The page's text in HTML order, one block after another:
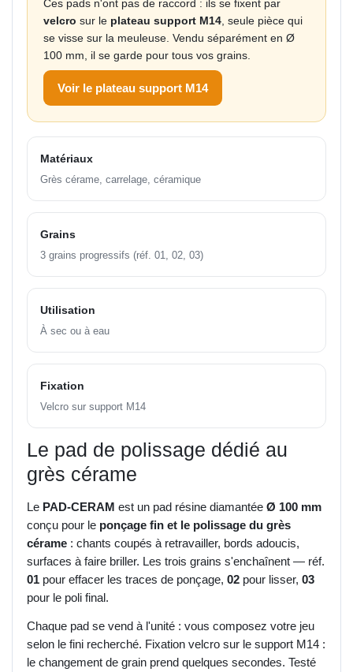
Ces pads n'ont pas de raccord : ils se fixent par
velcro sur le plateau support M14 , seule pièce qui
se visse sur la meuleuse. Vendu séparément en Ø
100 mm, il se garde pour tous vos grains.
Voir le plateau support M14
Matériaux
Grès cérame, carrelage, céramique
Grains
3 grains progressifs (réf. 01, 02, 03)
Utilisation
À sec ou à eau
Fixation
Velcro sur support M14
Le pad de polissage dédié au
grès cérame
Le PAD-CERAM est un pad résine diamantée Ø 100 mm
conçu pour le ponçage fin et le polissage du grès
cérame : chants coupés à retravailler, bords adoucis,
surfaces à faire briller. Les trois grains s'enchaînent — réf.
01 pour effacer les traces de ponçage, 02 pour lisser, 03
pour le poli final.
Chaque pad se vend à l'unité : vous composez votre jeu
selon le fini recherché. Fixation velcro sur le support M14 :
le changement de grain prend quelques secondes. Testé